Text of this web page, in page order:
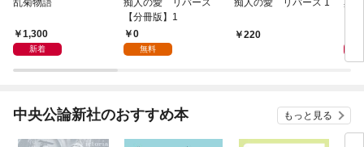
乱菊物語
1,300
新着
痴人の愛 リバース
【分冊版】1
0
無料
痴人の愛 リバース 1
220
異
中央公論新社のおすすめ本 もっと見る